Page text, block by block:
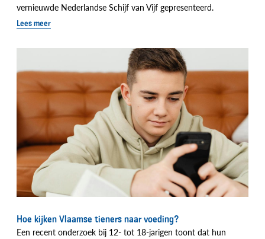
vernieuwde Nederlandse Schijf van Vijf gepresenteerd.
Lees meer
Hoe kijken Vlaamse tieners naar voeding?
Een recent onderzoek bij 12- tot 18-jarigen toont dat hun